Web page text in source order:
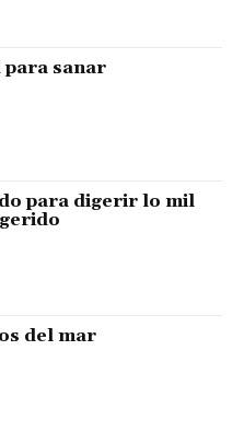
para sanar
para digerir lo mil
del mar